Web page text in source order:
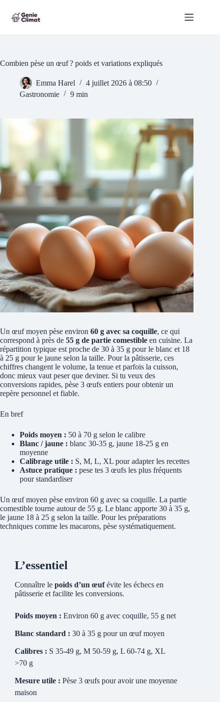
contenu
Combien pèse un œuf ? poids et variations expliqués
Emma Harel
4 juillet 2026 à 08:50
Gastronomie
9 min
Un œuf moyen pèse environ 60 g avec sa coquille, ce qui
correspond à près de 55 g de partie comestible en cuisine. La
répartition typique est proche de 30 à 35 g pour le blanc et 18
à 25 g pour le jaune selon la taille. Pour la pâtisserie, ces
chiffres changent le volume, la tenue et parfois la cuisson,
donc mieux vaut peser que deviner. Si tu veux des
conversions rapides, pèse 3 œufs entiers pour obtenir un
repère personnel et fiable.
En bref
Poids moyen : 50 à 70 g selon le calibre
Blanc / jaune : blanc 30-35 g, jaune 18-25 g en
moyenne
Calibrage utile : S, M, L, XL pour adapter les recettes
Astuce pratique : pese tes 3 œufs les plus fréquents
pour standardiser
Un œuf moyen pèse environ 60 g avec sa coquille. La partie
comestible tourne autour de 55 g. Le blanc apporte 30 à 35 g,
le jaune 18 à 25 g selon la taille. Pour les préparations
techniques comme les macarons, pèse systématiquement.
L’essentiel
Connaître le poids d’un œufévite les échecs en
pâtisserie et facilite les conversions.
Poids moyen : Environ 60 g avec coquille, 55 g net
Blanc standard : 30 à 35 g pour un œuf moyen
Calibres : S 35-49 g, M 50-59 g, L 60-74 g, XL
>70 g
Mesure utile : Pèse 3 œufs pour avoir une moyenne
maison